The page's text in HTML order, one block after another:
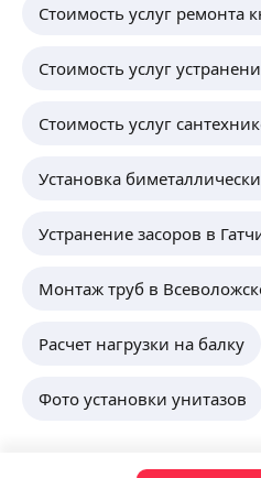
Стоимость услуг ремонта
Стоимость услуг
Стоимость услуг
Установка
Устранение засоров в
Монтаж труб в
Расчет нагрузки на балку
Фото установки унитазов